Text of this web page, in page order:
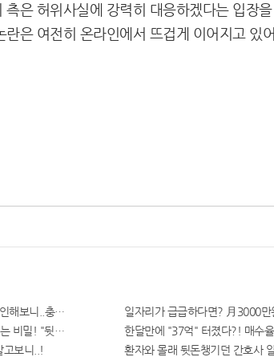
은 허위사실에 강력히 대응하겠다는 입장
은 여전히 온라인에서 뜨겁게 이어지고 있
해보니..충격!
비밀! "뒷면 비추면 번호 보인다!?"
고보니..!
일자리가 급급하다면? 月3000만
한달만에 "37억" 터졌다?! 매수
환자와 몰래 뒷돈챙기던 간호사